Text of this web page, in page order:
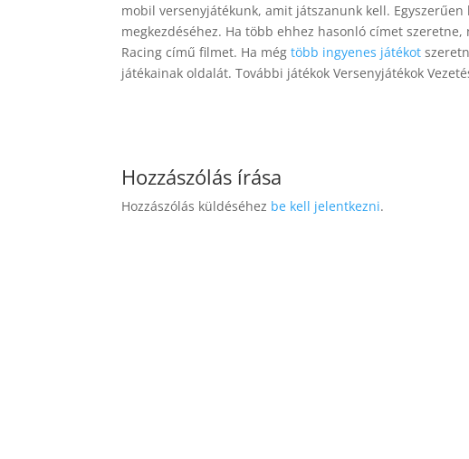
mobil versenyjátékunk, amit játszanunk kell.
megkezdéséhez. Ha több ehhez hasonló címet
Racing című filmet. Ha még több ingyenes játékot
játékainak oldalát. További játékok Versenyjátékok
Hozzászólás írása
Hozzászólás küldéséhez be kell jelentkezni.